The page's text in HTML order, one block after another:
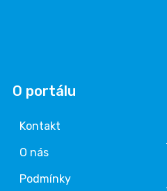
O portálu
Kontakt
O nás
Podmínky